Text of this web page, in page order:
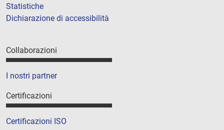
Statistiche
Dichiarazione di accessibilità
Collaborazioni
I nostri partner
Certificazioni
Certificazioni ISO